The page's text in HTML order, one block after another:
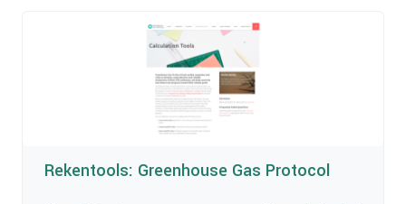
Rekentools: Greenhouse Gas Protocol